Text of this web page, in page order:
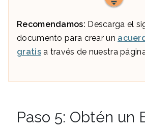
Recomendamos: Descarga el
documento para crear un
gratisa través de nuestra
Paso 5: Obtén un